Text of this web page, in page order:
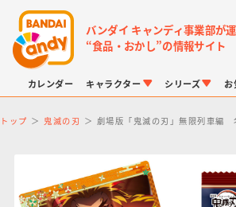
バンダイ キャンディ事業部が
“食品・おかし”の情報サイト
カレンダー キャラクター シリーズ お
トップ 鬼滅の刃 劇場版「鬼滅の刃」無限列車編